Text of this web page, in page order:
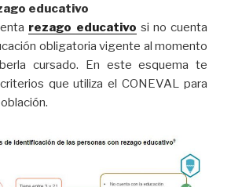
educativo
rezago educativo si no cuenta
obligatoria vigente al momento
cursado. En este esquema te
que utiliza el CONEVAL para